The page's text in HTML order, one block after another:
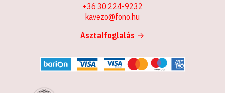
+36 30 224-9232
kavezo@fono.hu
Asztalfoglalás